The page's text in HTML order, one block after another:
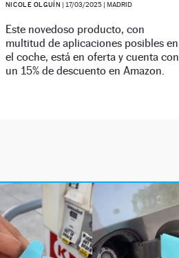
NICOLE OLGUÍN | 17/03/2025 | MADRID
Este novedoso producto, con
multitud de aplicaciones posibles en
el coche, está en oferta y cuenta con
un 15% de descuento en Amazon.